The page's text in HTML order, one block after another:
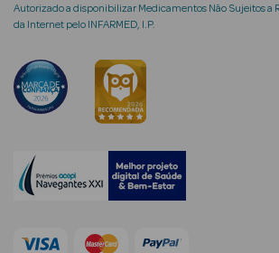
Ver Tudo
Cosmética
Hidratantes
Creme de Olhos
envelhecimento
Autorizado a disponibilizar Medicamentos Não Sujeitos a
da Internet pelo INFARMED, I.P.